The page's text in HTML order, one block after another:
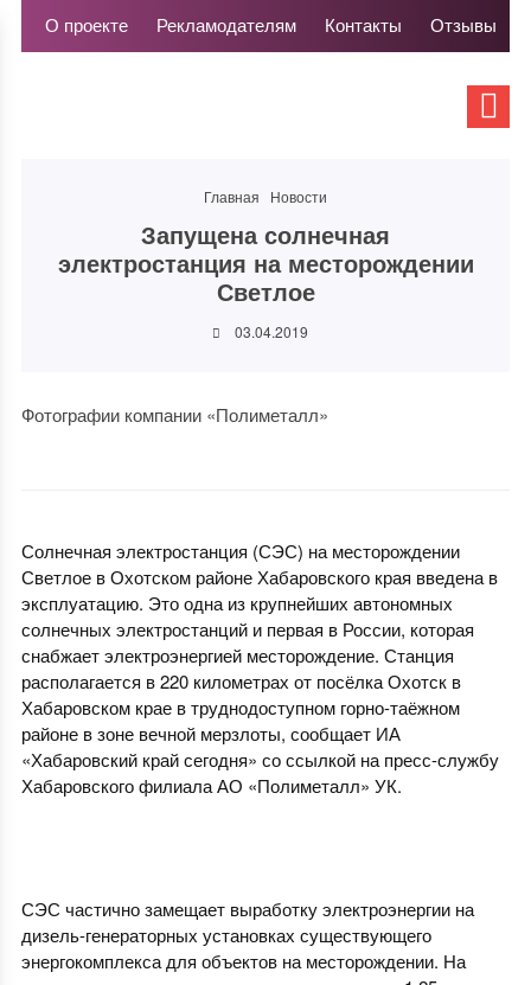
О проекте Рекламодателям Контакты Отзывы
Главная Новости
Запущена солнечная
электростанция на месторождении
Светлое
03.04.2019
Фотографии компании «Полиметалл»
Солнечная электростанция (СЭС) на месторождении
Светлое в Охотском районе Хабаровского края введена в
эксплуатацию. Это одна из крупнейших автономных
солнечных электростанций и первая в России, которая
снабжает электроэнергией месторождение. Станция
располагается в 220 километрах от посёлка Охотск в
Хабаровском крае в труднодоступном горно-таёжном
районе в зоне вечной мерзлоты, сообщает ИА
«Хабаровский край сегодня» со ссылкой на пресс-службу
Хабаровского филиала АО «Полиметалл» УК.
СЭС частично замещает выработку электроэнергии на
дизель-генераторных установках существующего
энергокомплекса для объектов на месторождении. На